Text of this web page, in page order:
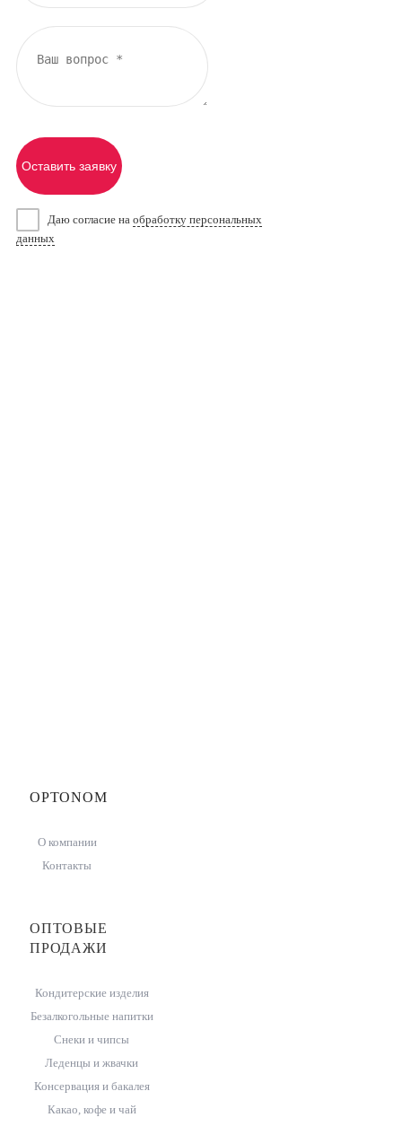
Оставить заявку
Даю согласие на обработку персональных
данных
OPTONOM
О компании
Контакты
ОПТОВЫЕ
ПРОДАЖИ
Кондитерские изделия
Безалкогольные напитки
Снеки и чипсы
Леденцы и жвачки
Консервация и бакалея
Какао, кофе и чай